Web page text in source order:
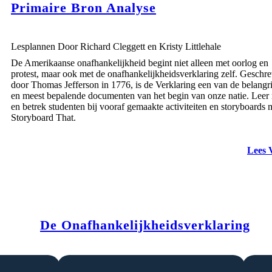
Primaire Bron Analyse
Lesplannen Door Richard Cleggett en Kristy Littlehale
De Amerikaanse onafhankelijkheid begint niet alleen met oorlog en
protest, maar ook met de onafhankelijkheidsverklaring zelf.
door Thomas Jefferson in 1776, is de Verklaring een van de
en meest bepalende documenten van het begin van onze natie. Leer
en betrek studenten bij vooraf gemaakte activiteiten en storyboards
Storyboard That.
Lees
De Onafhankelijkheidsverklaring